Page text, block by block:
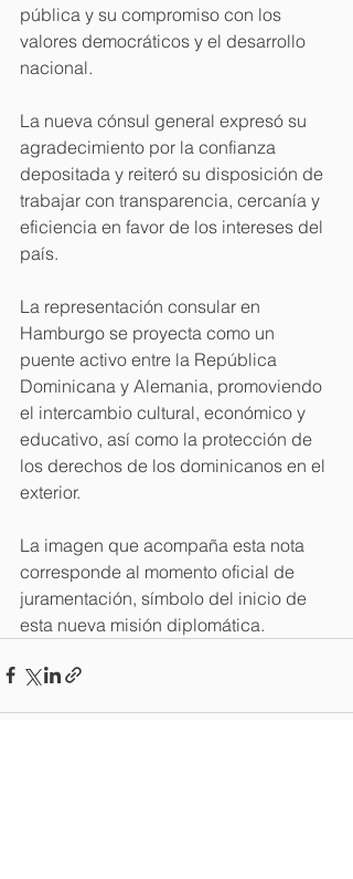
pública y su compromiso con los
valores democráticos y el desarrollo
nacional.
La nueva cónsul general expresó su
agradecimiento por la confianza
depositada y reiteró su disposición de
trabajar con transparencia, cercanía y
eficiencia en favor de los intereses del
país.
La representación consular en
Hamburgo se proyecta como un
puente activo entre la República
Dominicana y Alemania, promoviendo
el intercambio cultural, económico y
educativo, así como la protección de
los derechos de los dominicanos en el
exterior.
La imagen que acompaña esta nota
corresponde al momento oficial de
juramentación, símbolo del inicio de
esta nueva misión diplomática.